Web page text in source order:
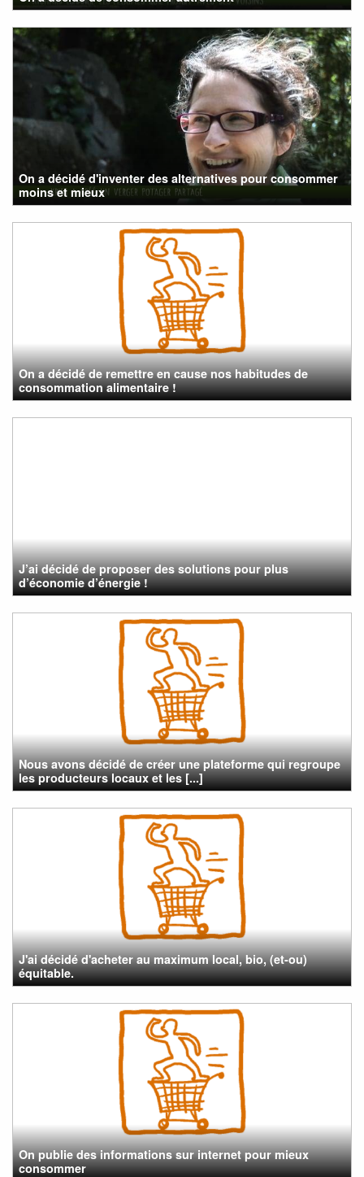
On a décidé d'inventer des alternatives pour consommer
moins et mieux
On a décidé de remettre en cause nos habitudes de
consommation alimentaire !
J’ai décidé de proposer des solutions pour plus
d’économie d’énergie !
Nous avons décidé de créer une plateforme qui regroupe
les producteurs locaux et les [...]
J'ai décidé d'acheter au maximum local, bio, (et-ou)
équitable.
On publie des informations sur internet pour mieux
consommer